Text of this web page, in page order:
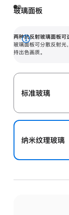
玻璃面板
两种抗反射玻璃面板可
玻璃面板可分散反射光
持出色画质。
展
开
标准玻璃
纳米纹理玻璃